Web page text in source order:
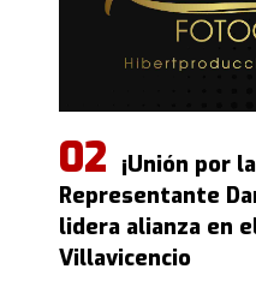
¡Unión por
Representante
lidera alianza en
Villavicencio